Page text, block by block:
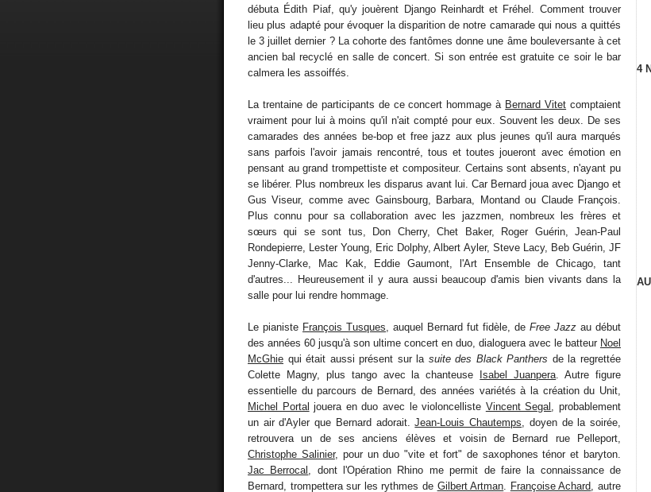
débuta Édith Piaf, qu'y jouèrent Django Reinhardt et Fréhel. Comment trouver
lieu plus adapté pour évoquer la disparition de notre camarade qui nous a quittés
le 3 juillet dernier ? La cohorte des fantômes donne une âme bouleversante à cet
ancien bal recyclé en salle de concert. Si son entrée est gratuite ce soir le bar
calmera les assoiffés.
La trentaine de participants de ce concert hommage à Bernard Vitet comptaient
vraiment pour lui à moins qu'il n'ait compté pour eux. Souvent les deux. De ses
camarades des années be-bop et free jazz aux plus jeunes qu'il aura marqués
sans parfois l'avoir jamais rencontré, tous et toutes joueront avec émotion en
pensant au grand trompettiste et compositeur. Certains sont absents, n'ayant pu
se libérer. Plus nombreux les disparus avant lui. Car Bernard joua avec Django et
Gus Viseur, comme avec Gainsbourg, Barbara, Montand ou Claude François.
Plus connu pour sa collaboration avec les jazzmen, nombreux les frères et
sœurs qui se sont tus, Don Cherry, Chet Baker, Roger Guérin, Jean-Paul
Rondepierre, Lester Young, Eric Dolphy, Albert Ayler, Steve Lacy, Beb Guérin, JF
Jenny-Clarke, Mac Kak, Eddie Gaumont, l'Art Ensemble de Chicago, tant
d'autres... Heureusement il y aura aussi beaucoup d'amis bien vivants dans la
salle pour lui rendre hommage.
Le pianiste François Tusques , auquel Bernard fut fidèle, de Free Jazz au début
des années 60 jusqu'à son ultime concert en duo, dialoguera avec le batteur Noel
McGhie qui était aussi présent sur la suite des Black Panthers de la regrettée
Colette Magny, plus tango avec la chanteuse
Isabel Juanpera . Autre figure
essentielle du parcours de Bernard, des années variétés à la création du Unit,
Michel Portal jouera en duo avec le violoncelliste Vincent Segal
, probablement
un air d'Ayler que Bernard adorait.Jean-Louis Chautemps , doyen de la soirée,
retrouvera un de ses anciens élèves et voisin de Bernard rue Pelleport,
Christophe Salinier, pour un duo "vite et fort" de saxophones ténor et baryton.
Jac Berrocal
, dont l'Opération Rhino me permit de faire la connaissance de
Bernard, trompettera sur les rythmes de Gilbert Artman Françoise Achard , autre
4